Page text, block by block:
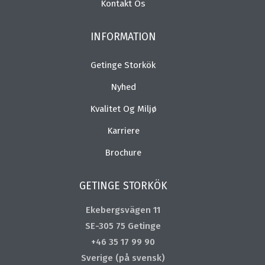
Kontakt Os
INFORMATION
Getinge Storkök
Nyhed
Kvalitet Og Miljø
Karriere
Brochure
GETINGE STORKÖK
Ekebergsvägen 11
SE-305 75 Getinge
+46 35 17 99 90
Sverige (på svensk)